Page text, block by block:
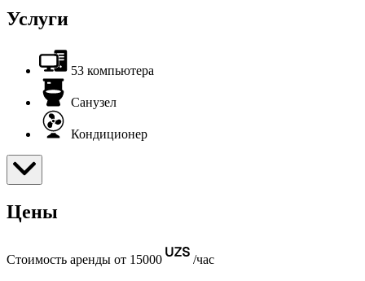
Услуги
53 компьютера
Санузел
Кондиционер
Цены
Стоимость аренды от 15000 /час